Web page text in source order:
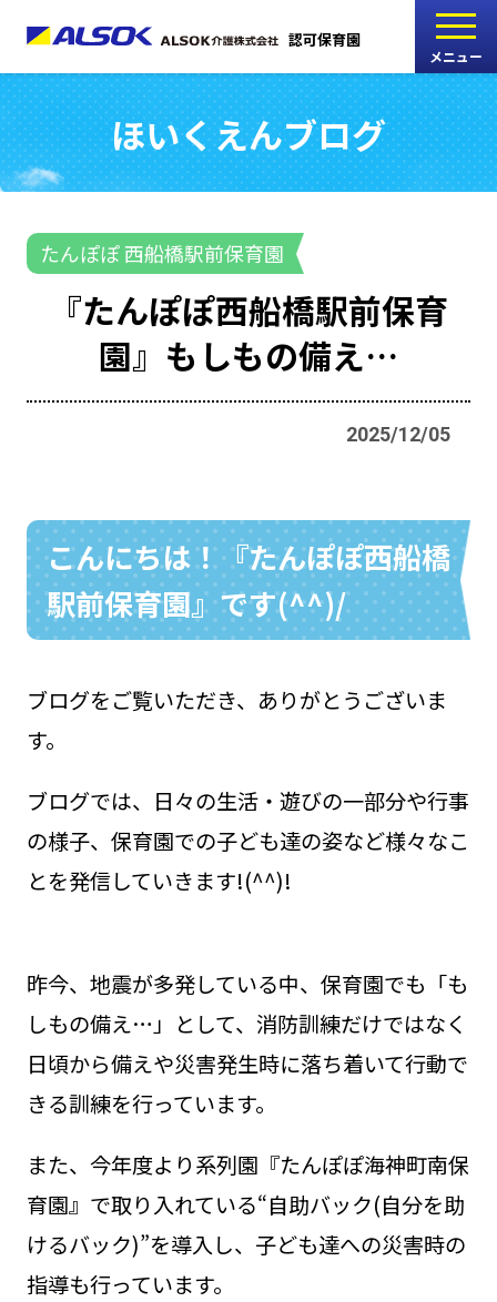
認可保育園
メニュー
こどもの家
志木中宗岡保育園
たんぽぽ
西船橋駅前保育園
たんぽぽ
海神町南保育園
048-631-3721 お問い合わせ
ほいくえんブログ
たんぽぽ 西船橋駅前保育園
『たんぽぽ西船橋駅前保育
園』もしもの備え…
2025/12/05
こんにちは！『たんぽぽ西船橋
駅前保育園』です(^^)/
ブログをご覧いただき、ありがとうございま
す。
ブログでは、日々の生活・遊びの一部分や行事
の様子、保育園での子ども達の姿など様々なこ
とを発信していきます!(^^)!
昨今、地震が多発している中、保育園でも「も
しもの備え…」として、消防訓練だけではなく
日頃から備えや災害発生時に落ち着いて行動で
きる訓練を行っています。
また、今年度より系列園『たんぽぽ海神町南保
育園』で取り入れている“自助バック(自分を助
けるバック)”を導入し、子ども達への災害時の
指導も行っています。